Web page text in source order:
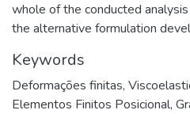
whole of the conducted
the alternative formulation
Keywords
Deformações finitas,
Elementos Finitos Posicional,